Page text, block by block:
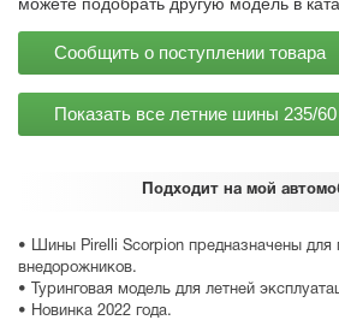
Подходит на мой
• Шины Pirelli Scorpion предназначены для
внедорожников.
• Туринговая модель для летней
• Новинка 2022 года.
Сообщить о поступлении товара
Показать все летние шины 235/